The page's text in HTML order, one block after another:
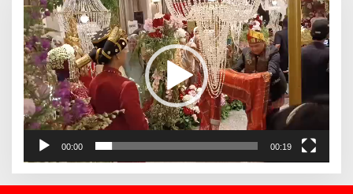
Video
00:00 00:19